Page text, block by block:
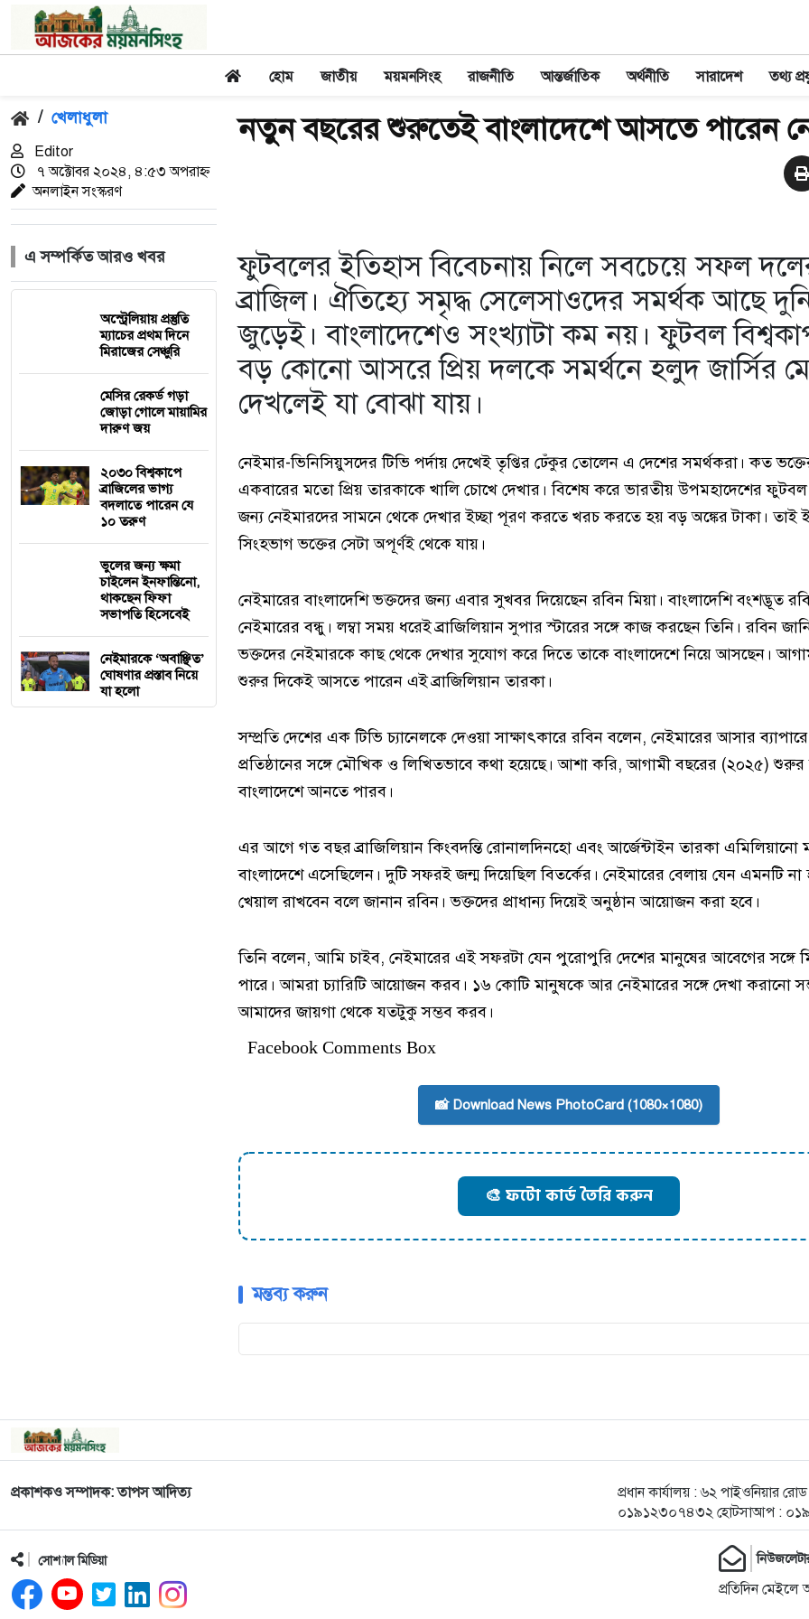
হোম জাতীয় ময়মনসিংহ রাজনীতি আন্তর্জাতিক অর্থনীতি সারাদেশ তথ্য
/ খেলাধুলা
Editor
৭ অক্টোবর ২০২৪, ৪:৫৩ অপরাহ্ন
অনলাইন সংস্করণ
এ সম্পর্কিত আরও খবর
অস্ট্রেলিয়ায় প্রস্তুতি
ম্যাচের প্রথম দিনে
মিরাজের সেঞ্চুরি
মেসির রেকর্ড গড়া
জোড়া গোলে মায়ামির
দারুণ জয়
২০৩০ বিশ্বকাপে
ব্রাজিলের ভাগ্য
বদলাতে পারেন যে
১০ তরুণ
ভুলের জন্য ক্ষমা
চাইলেন ইনফান্তিনো,
থাকছেন ফিফা
সভাপতি হিসেবেই
নেইমারকে ‘অবাঞ্ছিত’
ঘোষণার প্রস্তাব নিয়ে
যা হলো
নতুন বছরের শুরুতেই বাংলাদেশে আসতে পারেন
ফুটবলের ইতিহাস বিবেচনায় নিলে সবচেয়ে সফল
ব্রাজিল। ঐতিহ্যে সমৃদ্ধ সেলেসাওদের সমর্থক আছে
জুড়েই। বাংলাদেশেও সংখ্যাটা কম নয়। ফুটবল
বড় কোনো আসরে প্রিয় দলকে সমর্থনে হলুদ জার্সির
দেখলেই যা বোঝা যায়।
নেইমার-ভিনিসিয়ুসদের টিভি পর্দায় দেখেই তৃপ্তির ঢেঁকুর তোলেন এ দেশের সমর্থকরা। কত
একবারের মতো প্রিয় তারকাকে খালি চোখে দেখার। বিশেষ করে ভারতীয় উপমহাদেশের
জন্য নেইমারদের সামনে থেকে দেখার ইচ্ছা পূরণ করতে খরচ করতে হয় বড় অঙ্কের টাকা। তাই
সিংহভাগ ভক্তের সেটা অপূর্ণই থেকে যায়।
নেইমারের বাংলাদেশি ভক্তদের জন্য এবার সুখবর দিয়েছেন রবিন মিয়া। বাংলাদেশি বংশদ্ভূত
নেইমারের বন্ধু। লম্বা সময় ধরেই ব্রাজিলিয়ান সুপার স্টারের সঙ্গে কাজ করছেন তিনি। রবিন
ভক্তদের নেইমারকে কাছ থেকে দেখার সুযোগ করে দিতে তাকে বাংলাদেশে নিয়ে আসছেন।
শুরুর দিকেই আসতে পারেন এই ব্রাজিলিয়ান তারকা।
সম্প্রতি দেশের এক টিভি চ্যানেলকে দেওয়া সাক্ষাৎকারে রবিন বলেন, নেইমারের আসার
প্রতিষ্ঠানের সঙ্গে মৌখিক ও লিখিতভাবে কথা হয়েছে। আশা করি, আগামী বছরের (২০২৫) শুরুর
বাংলাদেশে আনতে পারব।
এর আগে গত বছর ব্রাজিলিয়ান কিংবদন্তি রোনালদিনহো এবং আর্জেন্টাইন তারকা এমিলিয়ানো
বাংলাদেশে এসেছিলেন। দুটি সফরই জন্ম দিয়েছিল বিতর্কের। নেইমারের বেলায় যেন এমনটি
খেয়াল রাখবেন বলে জানান রবিন। ভক্তদের প্রাধান্য দিয়েই অনুষ্ঠান আয়োজন করা হবে।
তিনি বলেন, আমি চাইব, নেইমারের এই সফরটা যেন পুরোপুরি দেশের মানুষের আবেগের সঙ্গে
পারে। আমরা চ্যারিটি আয়োজন করব। ১৬ কোটি মানুষকে আর নেইমারের সঙ্গে দেখা করানো
আমাদের জায়গা থেকে যতটুকু সম্ভব করব।
Facebook Comments Box
📸 Download News PhotoCard (1080×1080)
🎨 ফটো কার্ড তৈরি করুন
মন্তব্য করুন
প্রকাশকও সম্পাদক: তাপস আদিত্য
প্রধান কার্যালয় : ৬২ পাইওনিয়ার
০১৯১২৩০৭৪৩২ হোটসাআপ :
সোশ্যাল মিডিয়া
প্রতিদিন